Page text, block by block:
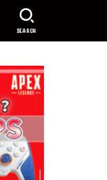
SEARCH